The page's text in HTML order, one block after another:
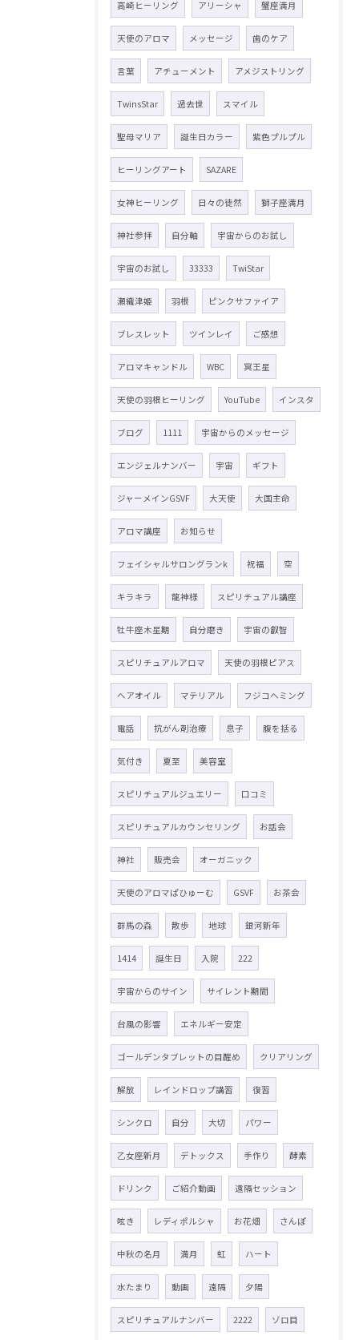
高崎ヒーリング アリーシャ 蟹座満月
天使のアロマ メッセージ 歯のケア
言葉 アチューメント アメジストリング
TwinsStar 過去世 スマイル
聖母マリア 誕生日カラー 紫色プルプル
ヒーリングアート SAZARE
女神ヒーリング 日々の徒然 獅子座満月
神社参拝 自分軸 宇宙からのお試し
宇宙のお試し 33333 TwiStar
瀬織津姫 羽根 ピンクサファイア
ブレスレット ツインレイ ご感想
アロマキャンドル WBC 冥王星
天使の羽根ヒーリング YouTube インスタ
ブログ 1111 宇宙からのメッセージ
エンジェルナンバー 宇宙 ギフト
ジャーメインGSVF 大天使 大国主命
アロマ講座 お知らせ
フェイシャルサロングランk 祝福 空
キラキラ 龍神様 スピリチュアル講座
牡牛座木星期 自分磨き 宇宙の叡智
スピリチュアルアロマ 天使の羽根ピアス
ヘアオイル マテリアル フジコヘミング
電話 抗がん剤治療 息子 腹を括る
気付き 夏至 美容室
スピリチュアルジュエリー 口コミ
スピリチュアルカウンセリング お話会
神社 販売会 オーガニック
天使のアロマぱひゅーむ GSVF お茶会
群馬の森 散歩 地球 銀河新年
1414 誕生日 入院 222
宇宙からのサイン サイレント期間
台風の影響 エネルギー安定
ゴールデンタブレットの目醒め クリアリング
解放 レインドロップ講習 復習
シンクロ 自分 大切 パワー
乙女座新月 デトックス 手作り 酵素
ドリンク ご紹介動画 遠隔セッション
呟き レディポルシャ お花畑 さんぽ
中秋の名月 満月 虹 ハート
水たまり 動画 遠隔 夕陽
スピリチュアルナンバー 2222 ゾロ目